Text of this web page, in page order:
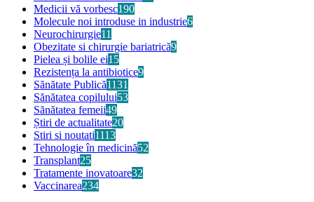
Medicii vă vorbesc190
Molecule noi introduse in industrie6
Neurochirurgie11
Obezitate si chirurgie bariatrică9
Pielea și bolile ei15
Rezistența la antibiotice9
Sănătate Publică1131
Sănătatea copilului53
Sănătatea femeii49
Știri de actualitate20
Stiri si noutati1113
Tehnologie în medicină52
Transplant25
Tratamente inovatoare32
Vaccinarea234